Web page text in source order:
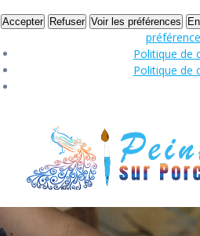
Accepter Refuser Voir les préférences
Politique de
Politique de